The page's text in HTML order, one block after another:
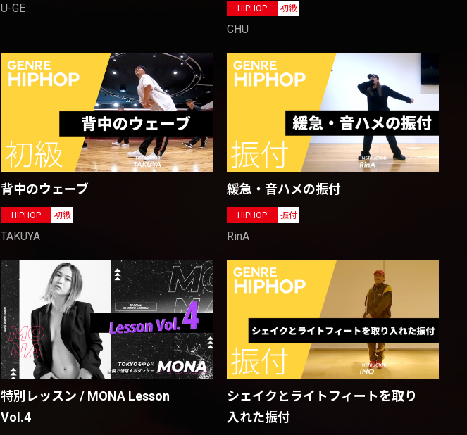
U-GE HIPHOP 初級
CHU
背中のウェーブ
HIPHOP 初級
TAKUYA
緩急・音ハメの振付
HIPHOP 振付
RinA
特別レッスン / MONA Lesson
Vol.4
シェイクとライトフィートを取り
入れた振付